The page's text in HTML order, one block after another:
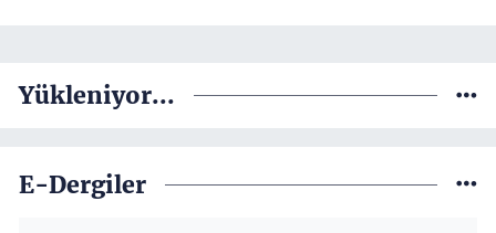
Yükleniyor...
E-Dergiler